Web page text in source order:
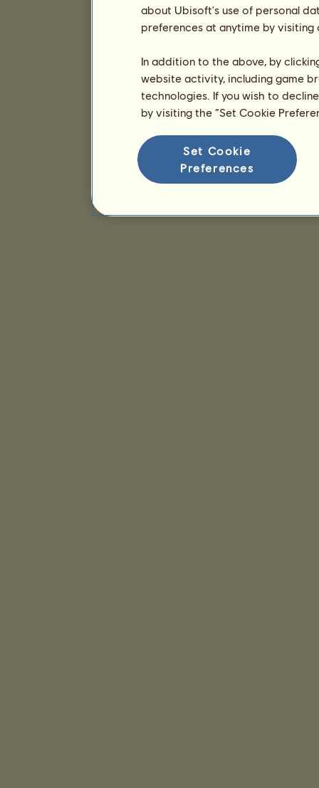
about Ubisoft's use of personal
preferences at anytime by
In addition to the above, by
website activity, including game
technologies. If you wish to
by visiting the “Set Cookie
Set Cookie
Preferences